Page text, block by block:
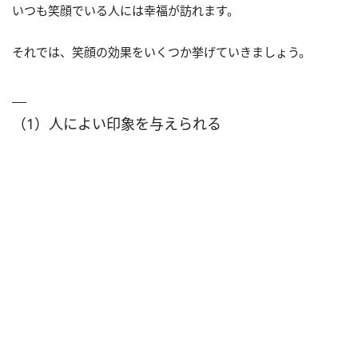
いつも笑顔でいる人には幸福が訪れます。
それでは、笑顔の効果をいくつか挙げていきましょう。
（1）人によい印象を与えられる